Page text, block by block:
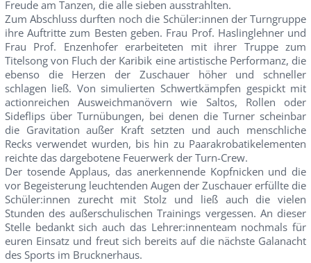
Freude am Tanzen, die alle sieben ausstrahlten.
Zum Abschluss durften noch die Schüler:innen der Turngruppe
ihre Auftritte zum Besten geben. Frau Prof. Haslinglehner und
Frau Prof. Enzenhofer erarbeiteten mit ihrer Truppe zum
Titelsong von Fluch der Karibik eine artistische Performanz, die
ebenso die Herzen der Zuschauer höher und schneller
schlagen ließ. Von simulierten Schwertkämpfen gespickt mit
actionreichen Ausweichmanövern wie Saltos, Rollen oder
Sideflips über Turnübungen, bei denen die Turner scheinbar
die Gravitation außer Kraft setzten und auch menschliche
Recks verwendet wurden, bis hin zu Paarakrobatikelementen
reichte das dargebotene Feuerwerk der Turn-Crew.
Der tosende Applaus, das anerkennende Kopfnicken und die
vor Begeisterung leuchtenden Augen der Zuschauer erfüllte die
Schüler:innen zurecht mit Stolz und ließ auch die vielen
Stunden des außerschulischen Trainings vergessen. An dieser
Stelle bedankt sich auch das Lehrer:innenteam nochmals für
euren Einsatz und freut sich bereits auf die nächste Galanacht
des Sports im Brucknerhaus.